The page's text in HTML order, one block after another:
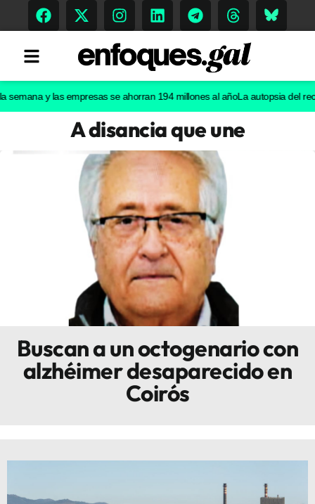
Memoria Histórica
Sostenibilidad
Innova
y las empresas se ahorran 194 millones al añoLa autopsia del recién
A disancia que une
Buscan a un octogenario con
alzhéimer desaparecido en
Coirós